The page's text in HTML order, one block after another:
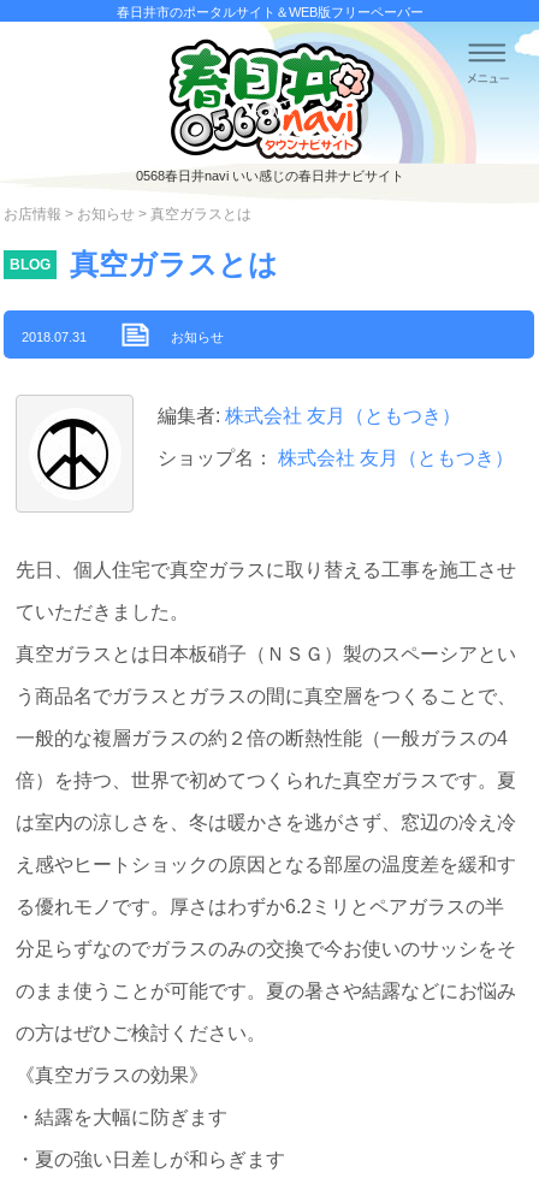
春日井市のポータルサイト＆WEB版フリーペーパー
0568春日井naviいい感じの春日井ナビサイト
お店情報 > お知らせ > 真空ガラスとは
真空ガラスとは
BLOG
2018.07.31 お知らせ
編集者: 株式会社 友月（ともつき）
ショップ名： 株式会社 友月（ともつき）
先日、個人住宅で真空ガラスに取り替える工事を施工させ
ていただきました。
真空ガラスとは日本板硝子（ＮＳＧ）製のスペーシアとい
う商品名でガラスとガラスの間に真空層をつくることで、
一般的な複層ガラスの約２倍の断熱性能（一般ガラスの4
倍）を持つ、世界で初めてつくられた真空ガラスです。夏
は室内の涼しさを、冬は暖かさを逃がさず、窓辺の冷え冷
え感やヒートショックの原因となる部屋の温度差を緩和す
る優れモノです。厚さはわずか6.2ミリとペアガラスの半
分足らずなのでガラスのみの交換で今お使いのサッシをそ
のまま使うことが可能です。夏の暑さや結露などにお悩み
の方はぜひご検討ください。
《真空ガラスの効果》
・結露を大幅に防ぎます
・夏の強い日差しが和らぎます